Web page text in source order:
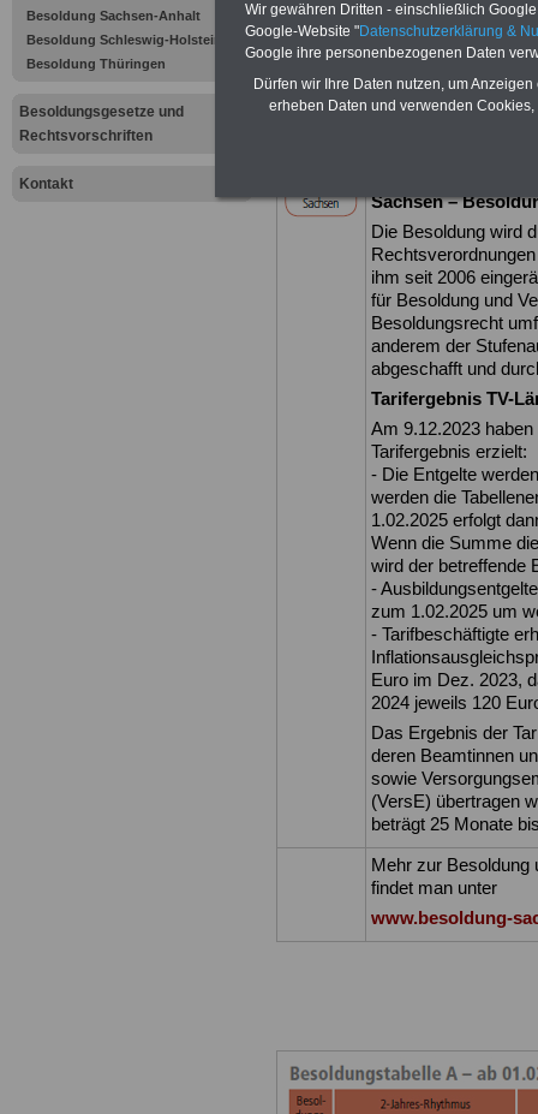
Besoldung Sachsen-Anhalt
Besoldung Schleswig-Holstein
Besoldung Thüringen
Besoldungsgesetze und
Rechtsvorschriften
Kontakt
Sachsen
Sachsen –
Die Besoldung wird
ihm seit 2006
für Besoldung und
Besoldungsrecht
anderem der
abgeschafft und
Tarifergebnis TV-
Am 9.12.2023
Tarifergebnis erzielt:
- Die Entgelte
werden die
1.02.2025 erfolgt
Wenn die Summe
wird der betreffende
-
zum 1.02.2025 um
- Tarifbeschäftigte
Euro im Dez. 2023,
2024 jeweils 120
Das Ergebnis der
deren Beamtinnen
sowie
(VersE) übertragen
beträgt 25 Monate
Mehr zur Besoldung
findet man unter
www.besoldung-
Wir gewähren Dritten - einschließlich
Google-Website "Datenschutzerklärung &
Google ihre personenbezogenen Daten
Dürfen wir Ihre Daten nutzen, um
erheben Daten und verwenden